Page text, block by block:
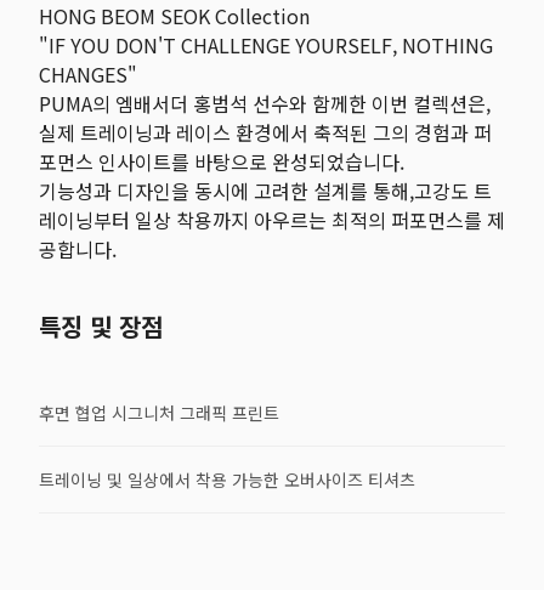
HONG BEOM SEOK Collection
"IF YOU DON'T CHALLENGE YOURSELF, NOTHING
CHANGES"
PUMA의 엠배서더 홍범석 선수와 함께한 이번 컬렉션은,
실제 트레이닝과 레이스 환경에서 축적된 그의 경험과 퍼
포먼스 인사이트를 바탕으로 완성되었습니다.
기능성과 디자인을 동시에 고려한 설계를 통해,고강도 트
레이닝부터 일상 착용까지 아우르는 최적의 퍼포먼스를 제
공합니다.
특징 및 장점
후면 협업 시그니처 그래픽 프린트
트레이닝 및 일상에서 착용 가능한 오버사이즈 티셔츠